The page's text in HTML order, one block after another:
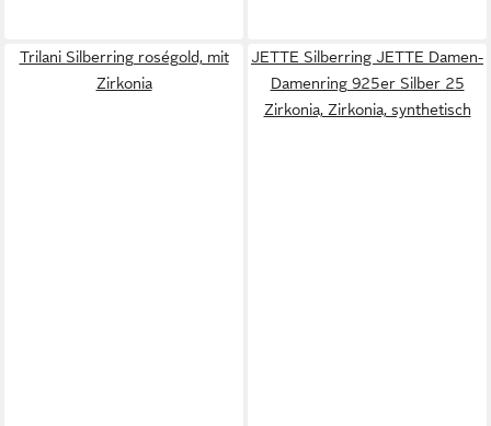
Trilani Silberring roségold, mit
Zirkonia
JETTE Silberring JETTE Damen-
Damenring 925er Silber 25
Zirkonia, Zirkonia, synthetisch